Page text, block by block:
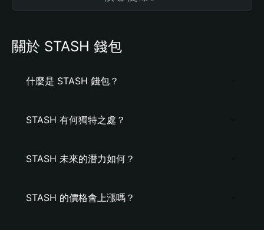
關於 STASH 錢包
什麼是 STASH 錢包？
STASH 有何獨特之處？
STASH 未來的潛力如何？
STASH 的價格會上漲嗎？